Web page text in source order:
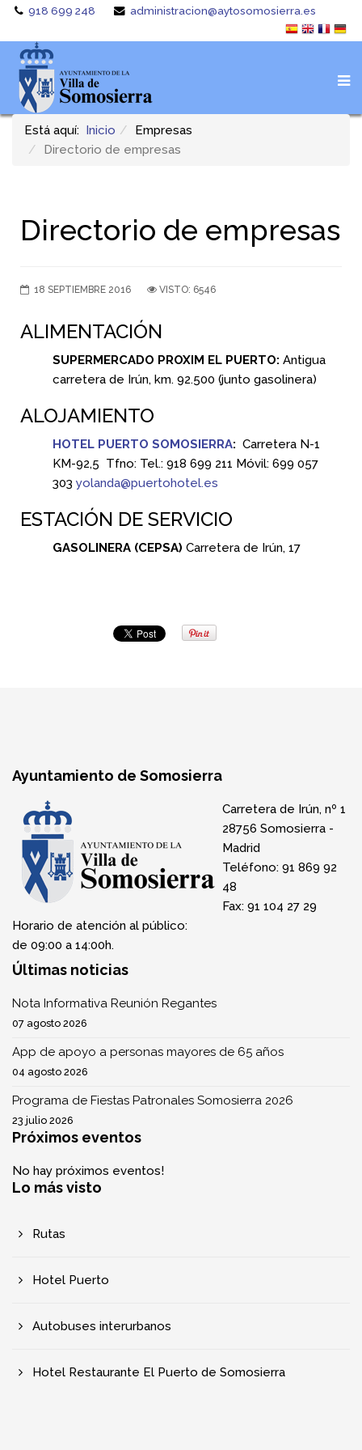
918 699 248 administracion@aytosomosierra.es
Está aquí: Inicio
Empresas
Directorio de empresas
Directorio de empresas
18 SEPTIEMBRE 2016 VISTO: 6546
ALIMENTACIÓN
SUPERMERCADO PROXIM EL PUERTO: Antigua
carretera de Irún, km. 92.500 (junto gasolinera)
ALOJAMIENTO
HOTEL PUERTO SOMOSIERRA: Carretera N-1
KM-92,5 Tfno: Tel.: 918 699 211 Móvil: 699 057
303 yolanda@puertohotel.es
ESTACIÓN DE SERVICIO
GASOLINERA (CEPSA) Carretera de Irún, 17
PROXIM
PUERTO
Ayuntamiento de Somosierra
Carretera de Irún, nº 1
28756 Somosierra -
Madrid
Teléfono: 91 869 92
48
Fax: 91 104 27 29
Horario de atención al público:
de 09:00 a 14:00h.
Últimas noticias
Nota Informativa Reunión Regantes
07 agosto 2026
App de apoyo a personas mayores de 65 años
04 agosto 2026
Programa de Fiestas Patronales Somosierra 2026
23 julio 2026
Próximos eventos
No hay próximos eventos!
Lo más visto
Rutas
Hotel Puerto
Autobuses interurbanos
Hotel Restaurante El Puerto de Somosierra